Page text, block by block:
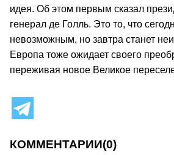
идея. Об этом первым сказал
генерал де Голль. Это то, что
невозможным, но завтра станет
Европа тоже ожидает своего
переживая новое Великое
КОММЕНТАРИИ(0)